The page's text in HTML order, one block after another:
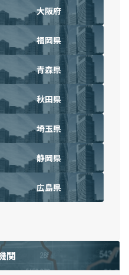
大阪府
福岡県
青森県
秋田県
埼玉県
静岡県
広島県
関